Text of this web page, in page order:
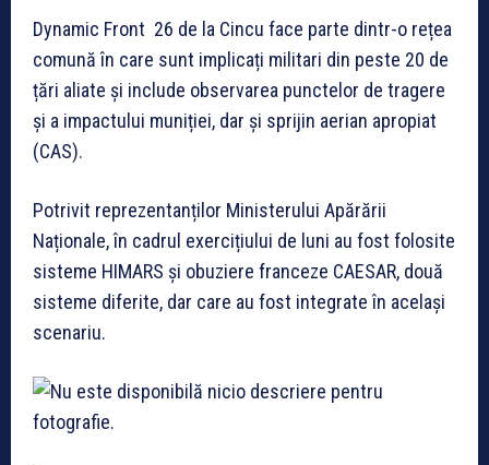
Dynamic Front 26 de la Cincu face parte dintr-o rețea
comună în care sunt implicați militari din peste 20 de
țări aliate și include observarea punctelor de tragere
și a impactului muniției, dar și sprijin aerian apropiat
(CAS).
Potrivit reprezentanților Ministerului Apărării
Naționale, în cadrul exercițiului de luni au fost folosite
sisteme HIMARS și obuziere franceze CAESAR, două
sisteme diferite, dar care au fost integrate în același
scenariu.